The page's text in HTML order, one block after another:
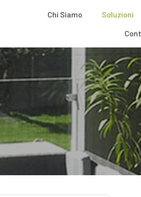
Chi Siamo Soluzioni